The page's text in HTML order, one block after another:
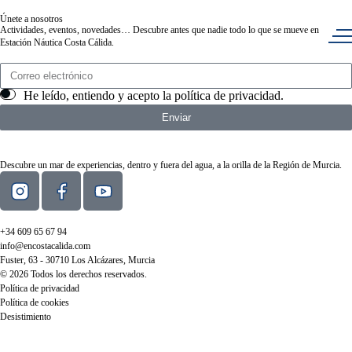
Únete a nosotros
Actividades, eventos, novedades… Descubre antes que nadie todo lo que se mueve en
Estación Náutica Costa Cálida.
He leído, entiendo y acepto la política de privacidad.
Enviar
Descubre un mar de experiencias, dentro y fuera del agua, a la orilla de la Región de Murcia.
+34 609 65 67 94
info@encostacalida.com
Fuster, 63 - 30710 Los Alcázares, Murcia
© 2026 Todos los derechos reservados.
Política de privacidad
Política de cookies
Desistimiento